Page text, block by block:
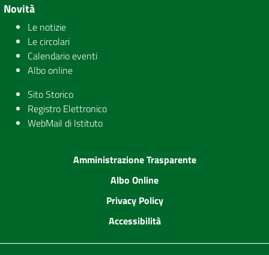
Novità
Le notizie
Le circolari
Calendario eventi
Albo online
Sito Storico
Registro Elettronico
WebMail di Istituto
Amministrazione Trasparente
Albo Online
Privacy Policy
Accessibilità